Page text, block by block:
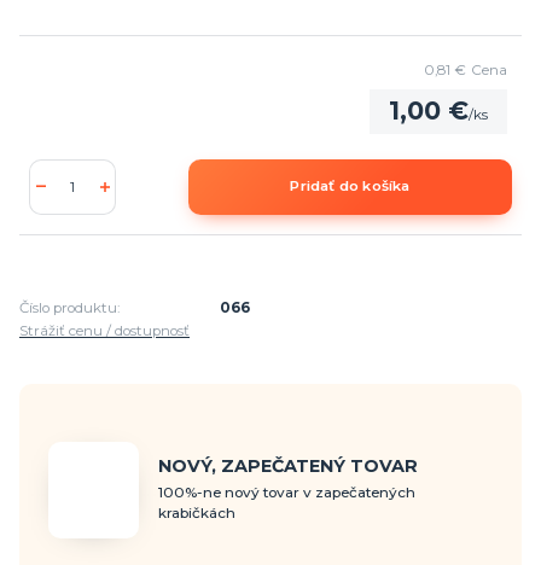
1,00 €/ks
0,81 € Cena
Pridať do košíka
Číslo produktu:
066
Strážiť cenu / dostupnosť
NOVÝ, ZAPEČATENÝ TOVAR
100%-ne nový tovar v zapečatených
krabičkách